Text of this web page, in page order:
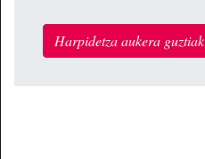
Harpidetza aukera guztiak